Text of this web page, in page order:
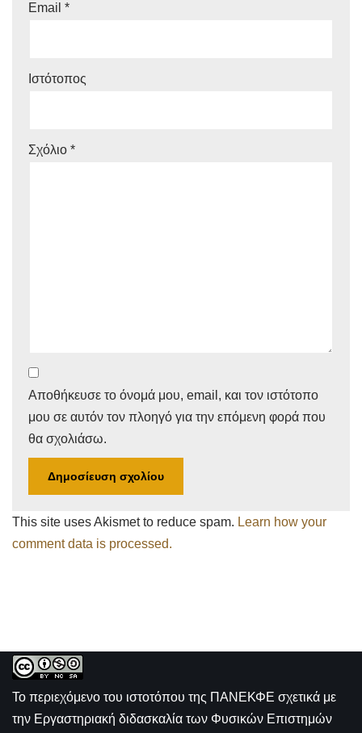
Email *
Ιστότοπος
Σχόλιο *
Αποθήκευσε το όνομά μου, email, και τον ιστότοπο
μου σε αυτόν τον πλοηγό για την επόμενη φορά που
θα σχολιάσω.
This site uses Akismet to reduce spam. Learn how your
comment data is processed.
Το περιεχόμενο του ιστοτόπου της ΠΑΝΕΚΦΕ σχετικά με
την Εργαστηριακή διδασκαλία των Φυσικών Επιστημών